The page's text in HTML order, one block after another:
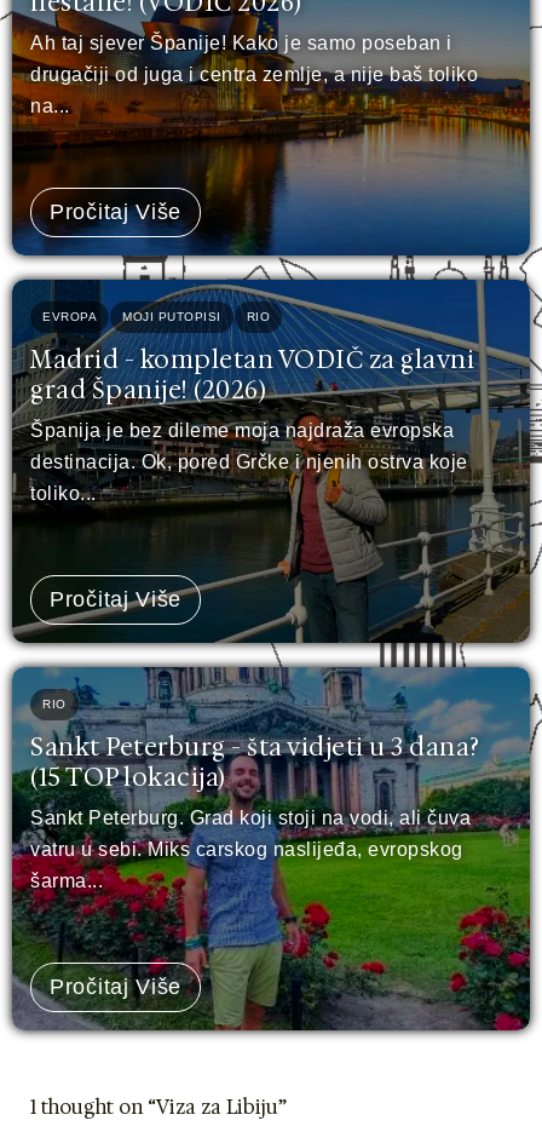
Ah taj sjever Španije! Kako je samo poseban i
drugačiji od juga i centra zemlje, a nije baš toliko
na...
Pročitaj Više
EVROPA MOJI PUTOPISI RIO
Madrid - kompletan VODIČ za glavni
grad Španije! (2026)
Španija je bez dileme moja najdraža evropska
destinacija. Ok, pored Grčke i njenih ostrva koje
toliko...
Pročitaj Više
RIO
Sankt Peterburg - šta vidjeti u 3 dana?
(15 TOP lokacija)
Sankt Peterburg. Grad koji stoji na vodi, ali čuva
vatru u sebi. Miks carskog naslijeđa, evropskog
šarma...
Pročitaj Više
1 thought on “Viza za Libiju”